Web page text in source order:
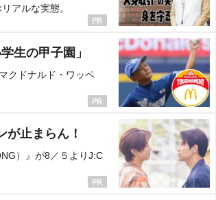
アルな実態。
生の甲子園」
クドナルド・ワッペ
が止まらん！
）』が8／５よりJ:C